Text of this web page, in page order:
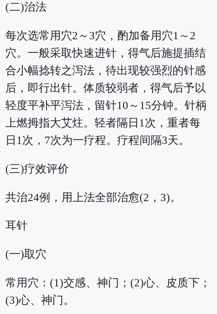
(二)治法
每次选常用穴2～3穴，酌加备用穴1～2
穴。一般采取快速进针，得气后施提插结
合小幅捻转之泻法，待出现较强烈的针感
后，即行出针。体质较弱者，得气后予以
轻度平补平泻法，留针10～15分钟。针柄
上燃拇指大艾炷。轻者隔日1次，重者每
日1次，7次为一疗程。疗程间隔3天。
(三)疗效评价
共治24例，用上法全部治愈(2，3)。
耳针
(一)取穴
常用穴：(1)交感、神门；(2)心、皮质下；
(3)心、神门。